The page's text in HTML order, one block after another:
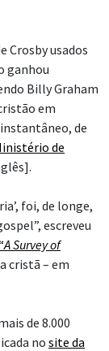
Crosby usados
ganhou
Billy Graham
em
de
de
foi, de longe,
escreveu
A Survey of
cristã – em
de 8.000
no site da